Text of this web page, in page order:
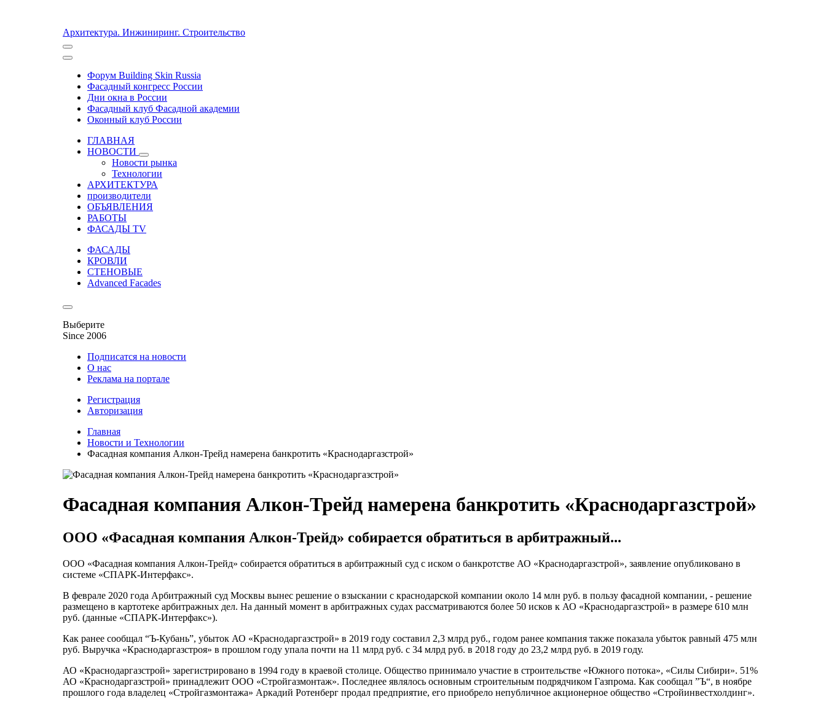
Архитектура. Инжиниринг. Строительство
Форум Building Skin Russia
Фасадный конгресс России
Дни окна в России
Фасадный клуб Фасадной академии
Оконный клуб России
ГЛАВНАЯ
НОВОСТИ
Новости рынка
Технологии
АРХИТЕКТУРА
производители
ОБЪЯВЛЕНИЯ
РАБОТЫ
ФАСАДЫ TV
ФАСАДЫ
КРОВЛИ
СТЕНОВЫЕ
Advanced Facades
Выберите
Since 2006
Подписатся на новости
О нас
Реклама на портале
Регистрация
Авторизация
Главная
Новости и Технологии
Фасадная компания Алкон-Трейд намерена банкротить «Краснодаргазстрой»
Фасадная компания Алкон-Трейд намерена банкротить «Краснодаргазстрой»
ООО «Фасадная компания Алкон-Трейд» собирается обратиться в арбитражный...
ООО «Фасадная компания Алкон-Трейд» собирается обратиться в арбитражный суд с иском о банкротстве АО «Краснодаргазстрой», заявление опубликовано в
системе «СПАРК-Интерфакс».
В феврале 2020 года Арбитражный суд Москвы вынес решение о взыскании с краснодарской компании около 14 млн руб. в пользу фасадной компании, - решение
размещено в картотеке арбитражных дел. На данный момент в арбитражных судах рассматриваются более 50 исков к АО «Краснодаргазстрой» в размере 610 млн
руб. (данные «СПАРК-Интерфакс»).
Как ранее сообщал “Ъ-Кубань”, убыток АО «Краснодаргазстрой» в 2019 году составил 2,3 млрд руб., годом ранее компания также показала убыток равный 475 млн
руб. Выручка «Краснодаргазстроя» в прошлом году упала почти на 11 млрд руб. с 34 млрд руб. в 2018 году до 23,2 млрд руб. в 2019 году.
АО «Краснодаргазстрой» зарегистрировано в 1994 году в краевой столице. Общество принимало участие в строительстве «Южного потока», «Силы Сибири». 51%
АО «Краснодаргазстрой» принадлежит ООО «Стройгазмонтаж». Последнее являлось основным строительным подрядчиком Газпрома. Как сообщал ”Ъ“, в ноябре
прошлого года владелец «Стройгазмонтажа» Аркадий Ротенберг продал предприятие, его приобрело непубличное акционерное общество «Стройинвестхолдинг».